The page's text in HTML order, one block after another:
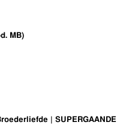
MB)
| SUPERGAANDE